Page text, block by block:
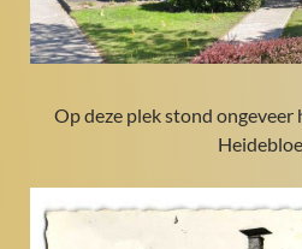
Op deze plek stond ongeveer